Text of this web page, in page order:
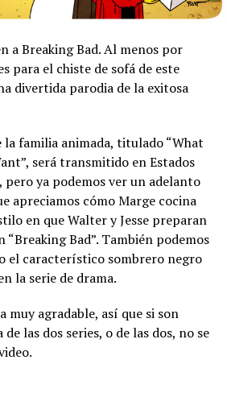
a Breaking Bad. Al menos por
para el chiste de sofá de este
divertida parodia de la exitosa
familia animada, titulado “What
será transmitido en Estados
pero ya podemos ver un adelanto
apreciamos cómo Marge cocina
en que Walter y Jesse preparan
Bad”. También podemos
el característico sombrero negro
la serie de drama.
muy agradable, así que si son
las dos series, o de las dos, no se